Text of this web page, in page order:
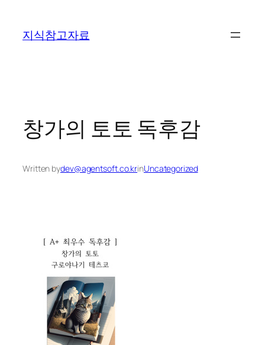
지식참고자료
창가의 토토 독후감
Written bydev@agentsoft.co.krinUncategorized